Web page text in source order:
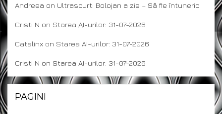
Andreea on Ultrascurt: Bolojan a zis – Să fie întuneric
Cristi N on Starea AI-urilor: 31-07-2026
Catalinx on Starea AI-urilor: 31-07-2026
Cristi N on Starea AI-urilor: 31-07-2026
PAGINI